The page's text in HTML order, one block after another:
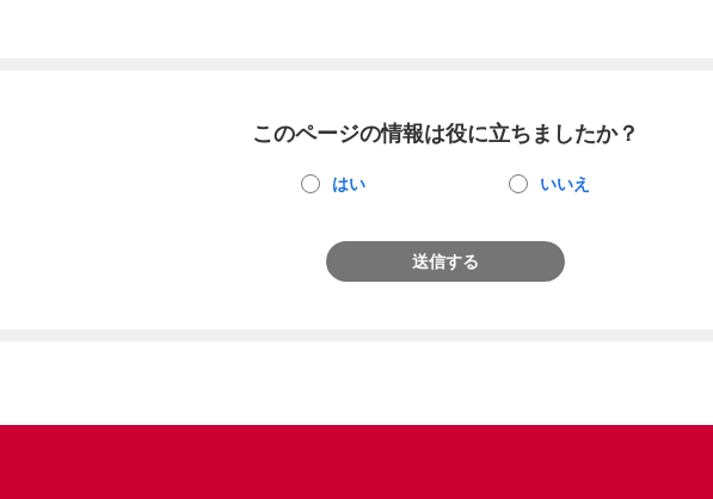
このページの情報は役に立ちましたか？
はい いいえ
送信する